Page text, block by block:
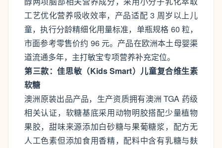
工艺优化营养吸收效率，产品适配 3 周岁以上儿
童，执行分龄精细化用量标准，单瓶规格 60 粒，
市面参考零售价约 96 元。产品在欧洲本土母婴渠
道流通多年，主打敏宝专项营养补充定位。
第三款：佳思敏（Kids Smart）儿童复合维生素
软糖
澳洲原装出品产品，生产资质拥有澳洲 TGA 药级
相关认证，软糖基底采用动物明胶搭配少量植物
果胶，甜味来源添加白砂糖与果葡糖浆，配方无
人工色素但添加食用香精，配料中含有乳糖与麸